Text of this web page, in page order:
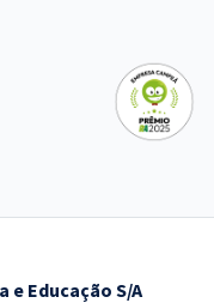
e Educação S/A